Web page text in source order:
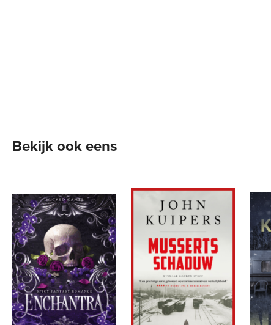
Bekijk ook eens